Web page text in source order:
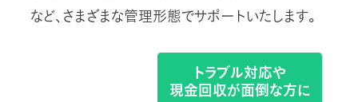
など、さまざまな管理形態でサポートいたします。
トラブル対応や
現金回収が面倒な方に